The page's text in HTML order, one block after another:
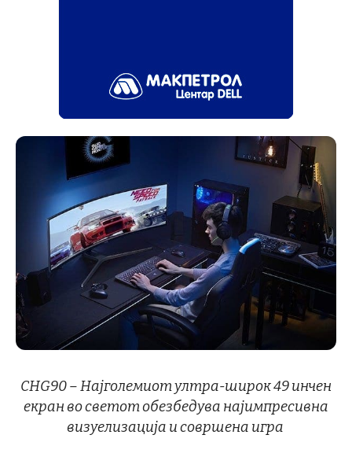
CHG90– Најголемиот ултра-широк49инчен
екран во светот обезбедува најимпресивна
визуелизација и совршена игра